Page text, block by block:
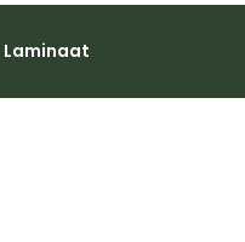
Laminaat